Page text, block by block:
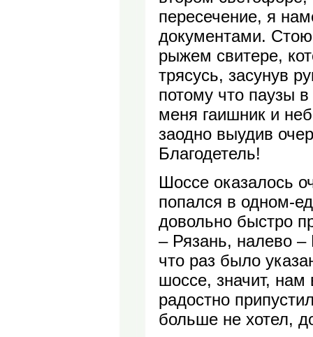
пересечение, я
документами. Стою
рыжем свитере,
трясусь, засунув
потому что паузы
меня гаишник и
заодно выудив
Благодетель!
Шоссе оказалось
попался в одном-
довольно быстро
– Рязань, налево
что раз было
шоссе, значит, нам
радостно
больше не хотел,